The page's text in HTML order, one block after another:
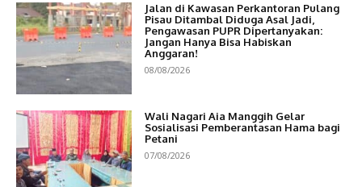
Jalan di Kawasan Perkantoran Pulang
Pisau Ditambal Diduga Asal Jadi,
Pengawasan PUPR Dipertanyakan:
Jangan Hanya Bisa Habiskan
Anggaran!
08/08/2026
Wali Nagari Aia Manggih Gelar
Sosialisasi Pemberantasan Hama bagi
Petani
07/08/2026